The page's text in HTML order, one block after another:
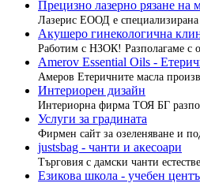
Прецизно лазерно рязане на
Лазерис ЕООД е специализирана
Акушеро гинекологична
Работим с НЗОК! Разполагаме с
Amerov Essential Oils -
Амеров Етеричните масла
Интериорен дизайн
Интериорна фирма ТОЯ БГ
Услуги за градината
Фирмен сайт за озеленяване и
justsbag - чанти и акесоари
Търговия с дамски чанти
Езикова школа - учебен